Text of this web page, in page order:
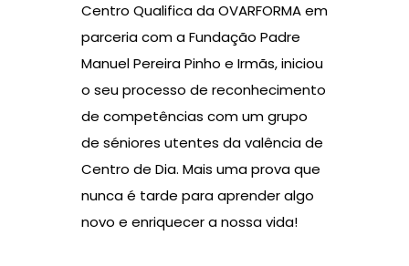
Centro Qualifica da OVARFORMA em
parceria com a Fundação Padre
Manuel Pereira Pinho e Irmãs, iniciou
o seu processo de reconhecimento
de competências com um grupo
de séniores utentes da valência de
Centro de Dia. Mais uma prova que
nunca é tarde para aprender algo
novo e enriquecer a nossa vida!